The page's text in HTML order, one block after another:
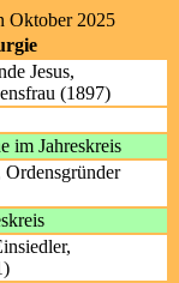
Oktober 2025
Jesus,
(1897)
im Jahreskreis